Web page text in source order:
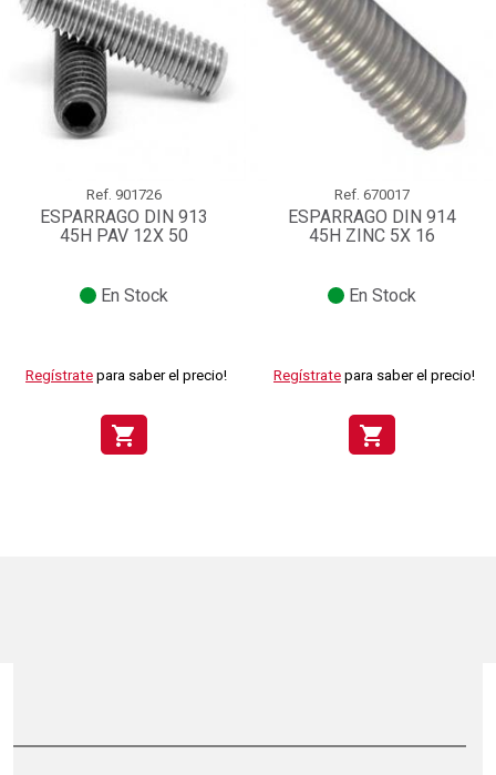
Ref. 901726
ESPARRAGO DIN 913
45H PAV 12X 50
En Stock
Regístrate para saber el precio!
shopping_cart
Ref. 670017
ESPARRAGO DIN 914
45H ZINC 5X 16
En Stock
Regístrate para saber el precio!
shopping_cart